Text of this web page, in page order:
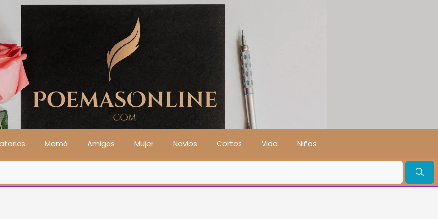
Mamá Amigos Mujer Novios Cortos Vida Niños